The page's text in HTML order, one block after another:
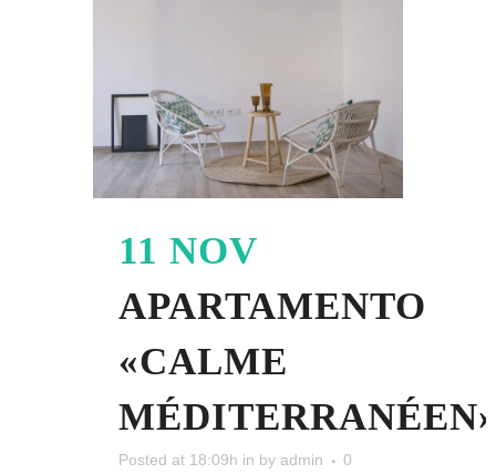
11 NOV
APARTAMENTO
«CALME
Posted at 18:09h in by admin 0